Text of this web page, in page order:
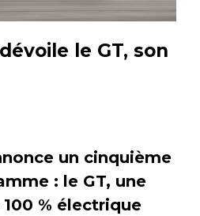
le GT, son
un cinquième
: le GT, une
% électrique